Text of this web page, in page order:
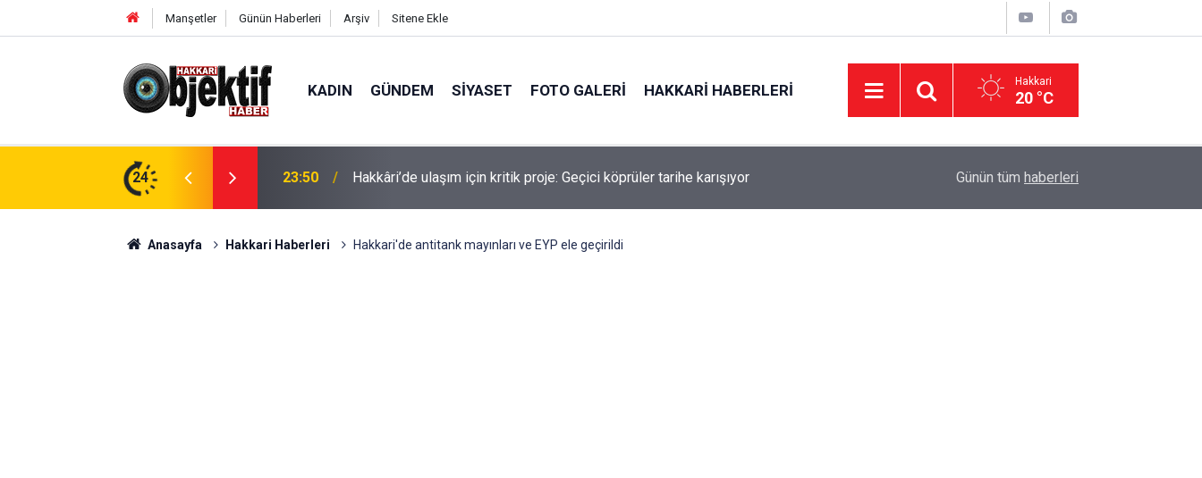
Manşetler Günün Haberleri Arşiv Sitene Ekle
KADIN GÜNDEM SIYASET FOTO GALERI HAKKARI HABERLERI Hakkari
20 °C
24
köprüler tarihe karışıyor 23:37 Hakkâri’de kaldırımlar işgal altında: Kira ödeyen esnaf patladı! Van'da silahlı kavga: 1'i ağır 6 kişi yaralandı
Günün tüm haberleri
Anasayfa Hakkari Haberleri Hakkari'de antitank mayınları ve EYP ele geçirildi